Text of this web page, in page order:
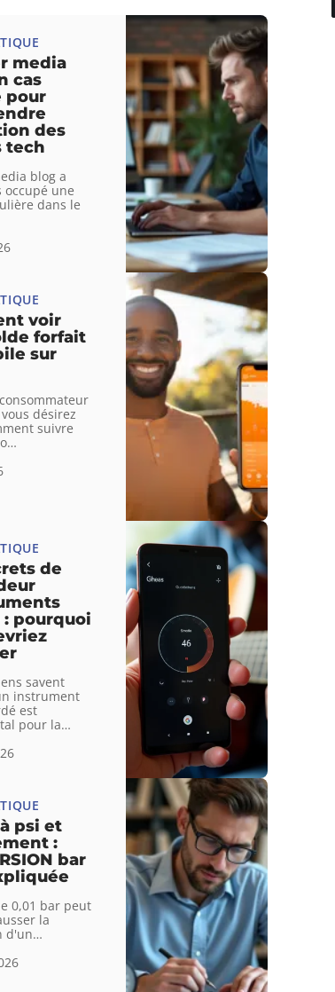
media
cas
pour
des
tech
blog a
occupé une
dans le
voir
forfait
sur
désirez
suivre
…
de
: pourquoi
savent
instrument
est
pour la…
psi et
:
bar
0,01 bar peut
la
d'un…